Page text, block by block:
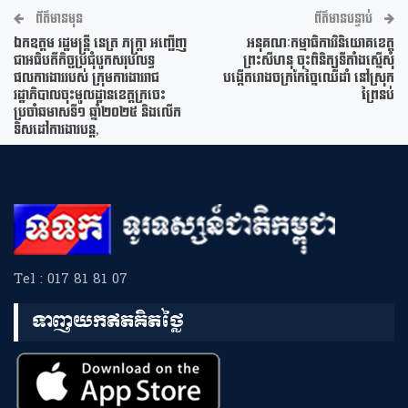
ព័ត៌មានមុន
ឯកឧត្តម រដ្ឋមន្ត្រី នេត្រ ភក្ត្រា អញ្ជើញ
ជាអធិបតីកិច្ចប្រជុំបូកសរុបលទ្ធ
ផលការងាររបស់ ក្រុមការងាររាជ
រដ្ឋាភិបាលចុះមូលដ្ឋានខេត្តក្រចេះ
ប្រចាំឆមាសទី១ ឆ្នាំ២០២៥ និងលើក
ទិសដៅការងារបន្ត,
ព័ត៌មានបន្ទាប់
អនុគណៈកម្មាធិការវិនិយោគខេត្ត
ព្រះសីហនុ ចុះពិនិត្យទីតាំងស្នើសុំ
បង្កើតរោងចក្រកែច្នៃឈើដាំ នៅស្រុក
ព្រៃនប់
Tel : 017 81 81 07
ទាញយកឥតគិតថ្លៃ